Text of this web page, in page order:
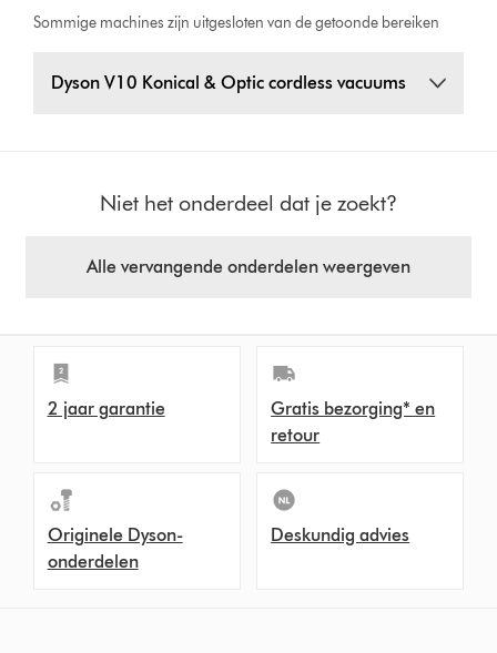
Sommige machines zijn uitgesloten van de getoonde bereiken
Dyson V10 Konical & Optic cordless vacuums
Niet het onderdeel dat je zoekt?
Alle vervangende onderdelen weergeven
2 jaar garantie
Gratis bezorging* en
retour
Originele Dyson-
onderdelen
Deskundig advies